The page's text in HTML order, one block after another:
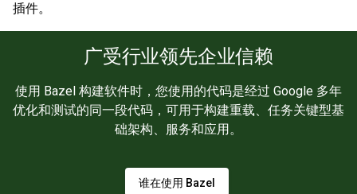
插件。
广受行业领先企业信赖
使用 Bazel 构建软件时，您使用的代码是经过 Google 多年
优化和测试的同一段代码，可用于构建重载、任务关键型基
础架构、服务和应用。
谁在使用 Bazel